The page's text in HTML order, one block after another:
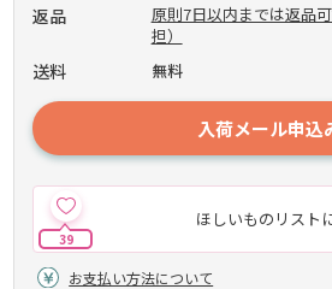
返品
原則7日以内までは返品
担）
送料 無料
入荷メール申込
ほしいものリスト
39
お支払い方法について